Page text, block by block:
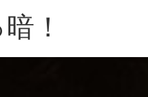
！